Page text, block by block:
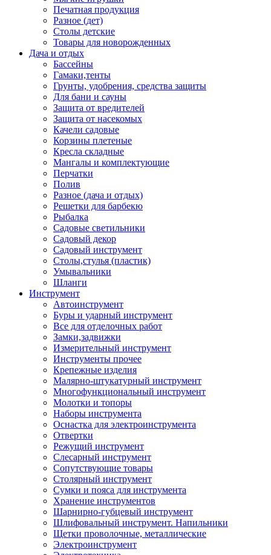
Печатная продукция
Разное (дет)
Столы детские
Товары для новорожденных
Дача и отдых
Бассейны
Гамаки,тенты
Грунты, удобрения, средства защиты
Для бани и сауны
Защита от вредителей
Защита от насекомых
Качели садовые
Корзины плетеные
Кресла складные
Мангалы и комплектующие
Перчатки
Полив
Разное (дача и отдых)
Решетки для барбекю
Рыбалка
Садовые светильники
Садовый декор
Садовый инструмент
Столы,стулья (пластик)
Умывальники
Шланги
Инструмент
Автоинструмент
Буры и ударный инструмент
Все для отделочных работ
Замки,задвижки
Измерительный инструмент
Инструменты прочее
Крепежные изделия
Малярно-штукатурный инструмент
Многофункциональный инструмент
Молотки и топоры
Наборы инструмента
Оснастка для электроинструмента
Отвертки
Режущий инструмент
Слесарный инструмент
Сопутствующие товары
Столярный инструмент
Сумки и пояса для инструмента
Хранение инструментов
Шарнирно-губцевый инструмент
Шлифовальный инструмент. Напильники
Щетки проволочные, металлические
Электроинструмент